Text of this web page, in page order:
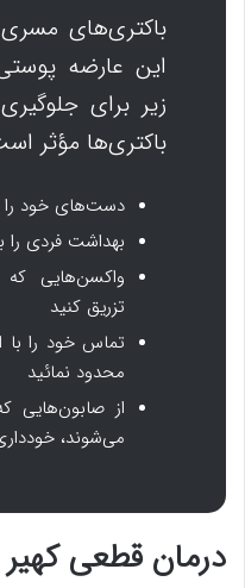
باکتری‌های مسری
این عارضه
زیر برای
باکتری‌ها مؤثر
دست‌های خود را
بهداشت فردی را
واکسن‌هایی
تزریق کنید
تماس خود را با
محدود نمائید
از
می‌شوند،
درمان قطعی کهیر